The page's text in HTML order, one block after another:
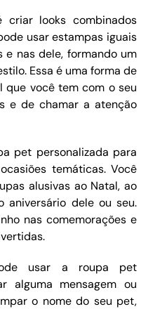
looks combinados
usar estampas iguais
e nas dele, formando um
Essa é uma forma de
que você tem com o seu
e de chamar a atenção
pet personalizada para
temáticas. Você
alusivas ao Natal, ao
aniversário dele ou seu.
nas comemorações e
usar a roupa pet
alguma mensagem ou
o nome do seu pet,